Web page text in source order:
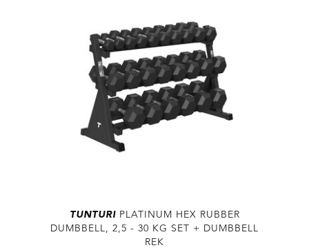
TUNTURIPLATINUM HEX RUBBER
DUMBBELL, 2,5 - 30 KG SET + DUMBBELL
REK